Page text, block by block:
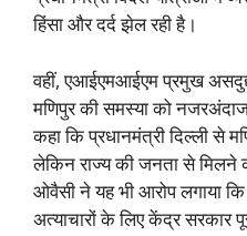
हिंसा और दर्द झेल रही है।
वहीं, एआईएमआईएम प्रमुख
मणिपुर की समस्या को
कहा कि प्रधानमंत्री दिल्ली से
लेकिन राज्य की जनता से मिलने
ओवैसी ने यह भी आरोप लगाया कि
अत्याचारों के लिए केंद्र सरकार